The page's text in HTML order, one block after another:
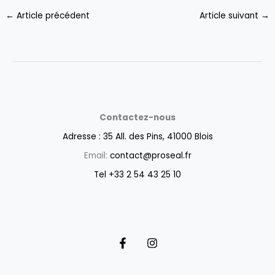
← Article précédent Article suivant →
Contactez-nous
Adresse : 35 All. des Pins, 41000 Blois
Email: contact@proseal.fr
Tel +33 2 54 43 25 10